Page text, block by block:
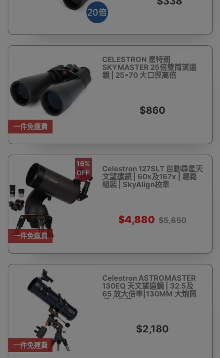
一件免運費
CELESTRON 星特朗
SKYMASTER 25倍雙筒望遠
鏡 | 25*70 大口徑高倍
$860
一件免運費
16%
OFF
Celestron 127SLT 自動尋星天
文望遠鏡 | 60x及167x | 輕鬆
組裝 | SkyAlign校準
$4,880 $5,850
一件免運費
Celestron ASTROMASTER
130EQ 天文望遠鏡 | 32.5及
65 放大倍率|130MM 大炮筒
超大口徑
$2,180